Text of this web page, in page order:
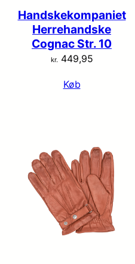
Handskekompaniet
Herrehandske
Cognac Str. 10
kr. 449,95
Køb